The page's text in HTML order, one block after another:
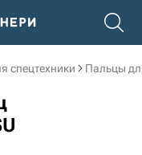
спецтехники Пальцы